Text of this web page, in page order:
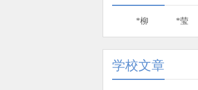
*柳 *莹
学校文章